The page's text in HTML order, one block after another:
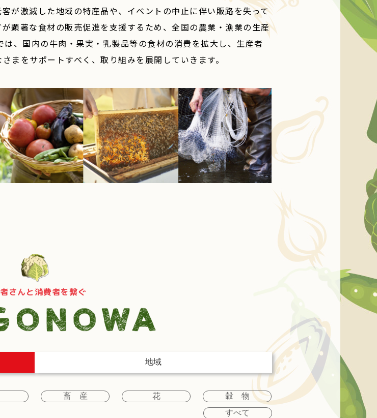
が激減した地域の特産品や、イベントの中止に伴い販路を失って
顕著な食材の販売促進を支援するため、全国の農業・漁業の生産
は、国内の牛肉・果実・乳製品等の食材の消費を拡大し、生産者
まをサポートすべく、取り組みを展開していきます。
さんと消費者を繋ぐ
地域
畜 産 花
穀 物
すべて